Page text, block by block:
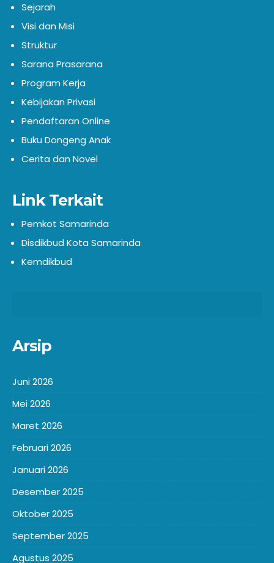
Sejarah
Visi dan Misi
Struktur
Sarana Prasarana
Program Kerja
Kebijakan Privasi
Pendaftaran Online
Buku Dongeng Anak
Cerita dan Novel
Link Terkait
Pemkot Samarinda
Disdikbud Kota Samarinda
Kemdikbud
Arsip
Juni 2026
Mei 2026
Maret 2026
Februari 2026
Januari 2026
Desember 2025
Oktober 2025
September 2025
Agustus 2025